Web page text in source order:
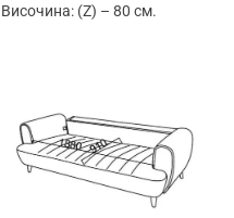
Височина: (Z) – 80 см.